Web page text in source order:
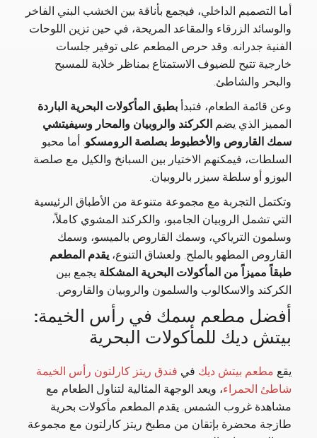
أما التصميم الداخلي، فيجمع بأناقة بين الخشب البني الفاخر
والوسائد الزرقاء والمقاعد المريحة، في حين تزين اللوحات
الفنية جدرانه. وقد حرص المطعم على توفير جلسات
خارجية تتيح للضيوف الاستمتاع بمناظر خلابة للمسبح
والبحر والشاطئ.
وعن قائمة الطعام، فتبدأبطبقالمأكولات البحريةالباردة
المميز الذي يضمالكركند والروبيان والمحار وسيفيتشي
سمك القاروص والأخطبوط بصلصة الرومسكو. أما محبو
السلطات، فيمكنهم الاختيار بين السبانخ والكيل مع صلصة
اليوزو أو سلطة سيزر بالروبيان.
وتكتمل التجربة مع مجموعة متنوعة من الأطباق الرئيسية
التي تشمل الروبيان الجامبو، والكركند المشوي كاملاً،
وسلمون الترياكي، وسمك القاروص بالميسو، وسمك
القاروص المطهو بالملح. ولعشاق التنوع،يقدم المطعم
طبقاً مميزاً من المأكولات البحرية المشكلةيجمع بين
الكركند والاسكالوب والسلمون والروبيان والقاروص.
أفضل مطعم سمك في رأس الخيمة:
بيتش ديك للمأكولات البحرية
يقعمطعم بيتش ديكفيفندق ريتز كارلتون رأس الخيمة
شاطئ الحمراء، ويعد الوجهة المثالية لتناول الطعام مع
مشاهدة غروب الشمس. يقدم المطعم مأكولات بحرية
طازجة محضرة بإتقان من مطبخ ريتز كارلتون مع مجموعة